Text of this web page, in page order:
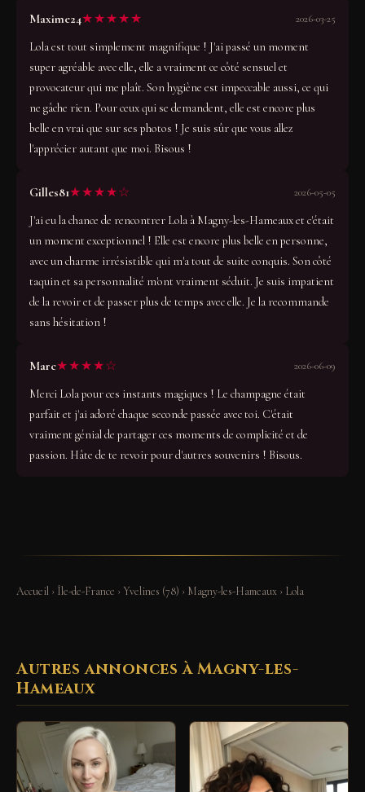
Accueil › Île-de-France › Yvelines (78) › Magny-les-Hameaux › Lola
Maxime24★★★★★ 2026-03-25
Lola est tout simplement magnifique ! J'ai passé un moment
super agréable avec elle, elle a vraiment ce côté sensuel et
provocateur qui me plaît. Son hygiène est impeccable aussi, ce qui
ne gâche rien. Pour ceux qui se demandent, elle est encore plus
belle en vrai que sur ses photos ! Je suis sûr que vous allez
l'apprécier autant que moi. Bisous !
Gilles81★★★★☆ 2026-05-05
J'ai eu la chance de rencontrer Lola à Magny-les-Hameaux et c'était
un moment exceptionnel ! Elle est encore plus belle en personne,
avec un charme irrésistible qui m'a tout de suite conquis. Son côté
taquin et sa personnalité m'ont vraiment séduit. Je suis impatient
de la revoir et de passer plus de temps avec elle. Je la recommande
sans hésitation !
Marc★★★★☆ 2026-06-09
Merci Lola pour ces instants magiques ! Le champagne était
parfait et j'ai adoré chaque seconde passée avec toi. C'était
vraiment génial de partager ces moments de complicité et de
passion. Hâte de te revoir pour d'autres souvenirs ! Bisous.
Autres annonces à Magny-les-
Hameaux